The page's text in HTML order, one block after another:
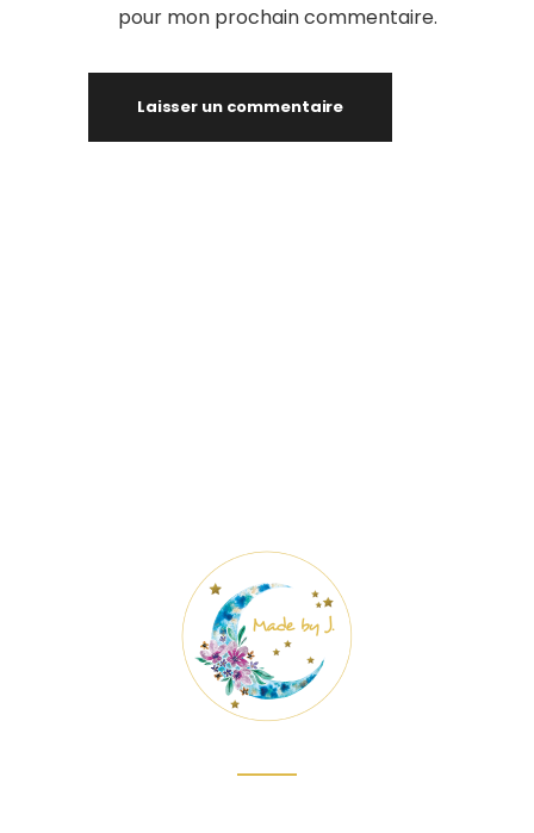
pour mon prochain commentaire.